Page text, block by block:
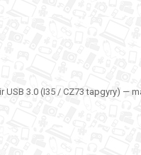
USB 3.0 (I35 / CZ73 tapgyry) —